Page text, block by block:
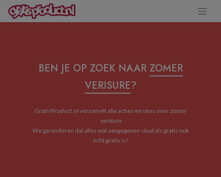
BEN JE OP ZOEK NAAR ZOMER
VERISURE?
GratisProduct.nl verzamelt alle acties en sites overzomer
verisure
We garanderen dat alles wat aangegeven staat als gratis ook
echt gratis is!